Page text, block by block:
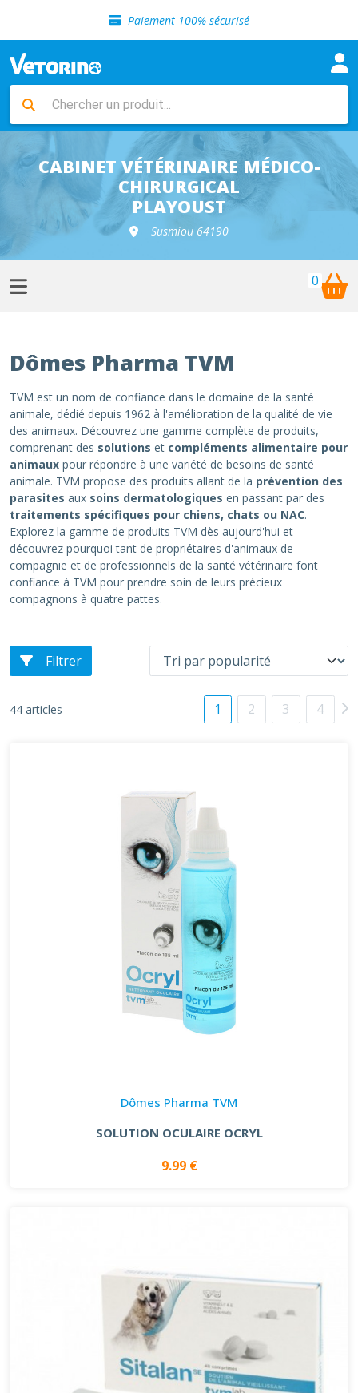
Paiement 100% sécurisé
Livraison gratuite en clinique vétérinaire
Sélection de croquettes vétérinaire
Livraison gratuite en clinique vétérinaire
Retour gratuit en clinique
Sélection de croquettes vétérinaire
CABINET VÉTÉRINAIRE MÉDICO-
CHIRURGICAL
PLAYOUST
Susmiou 64190
0
Dômes Pharma TVM
TVM est un nom de confiance dans le domaine de la santé
animale, dédié depuis 1962 à l'amélioration de la qualité de vie
des animaux. Découvrez une gamme complète de produits,
comprenant des solutions et compléments alimentaire pour
animaux pour répondre à une variété de besoins de santé
animale. TVM propose des produits allant de la prévention des
parasites aux soins dermatologiques en passant par des
traitements spécifiques pour chiens, chats ou NAC.
Explorez la gamme de produits TVM dès aujourd'hui et
découvrez pourquoi tant de propriétaires d'animaux de
compagnie et de professionnels de la santé vétérinaire font
confiance à TVM pour prendre soin de leurs précieux
compagnons à quatre pattes.
Filtrer
44 articles 1 2 3 4
Dômes Pharma TVM
SOLUTION OCULAIRE OCRYL
9.99 €